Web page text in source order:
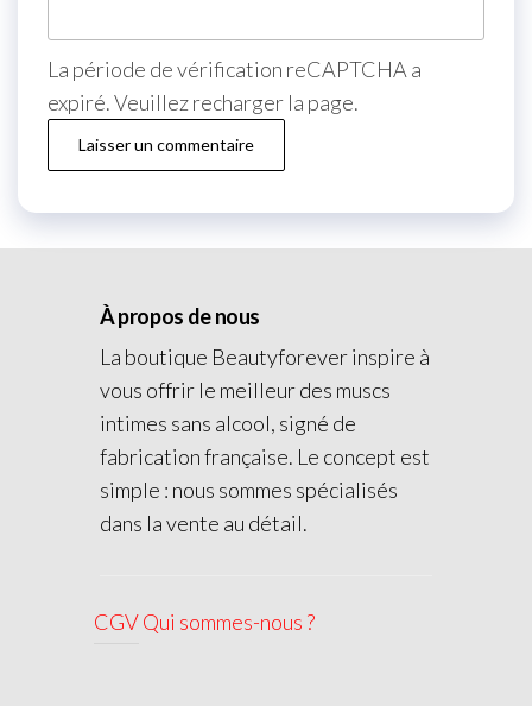
La période de vérification reCAPTCHA a
expiré. Veuillez recharger la page.
À propos de nous
La boutique Beautyforever inspire à
vous offrir le meilleur des muscs
intimes sans alcool, signé de
fabrication française. Le concept est
simple : nous sommes spécialisés
dans la vente au détail.
CGVQui sommes-nous ?